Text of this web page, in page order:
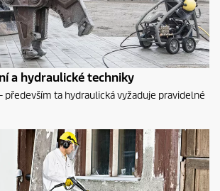
a hydraulické techniky
především ta hydraulická vyžaduje pravidelné